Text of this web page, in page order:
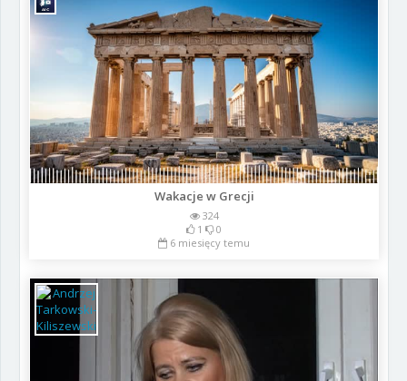
Wakacje w Grecji
324
1
0
6 miesięcy temu